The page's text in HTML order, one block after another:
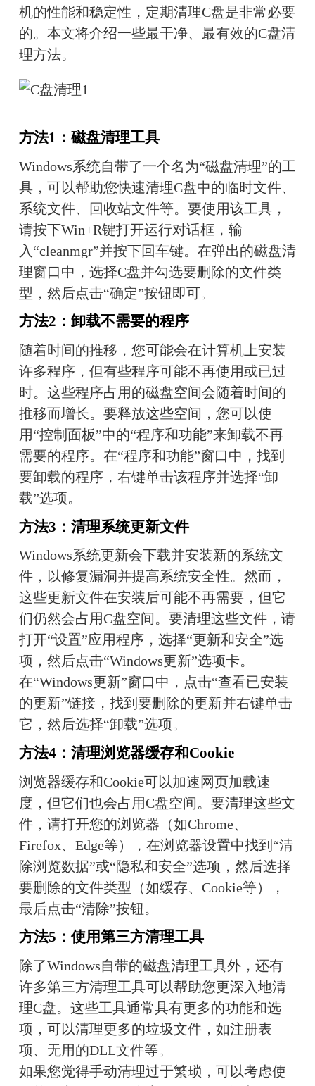
机的性能和稳定性，定期清理C盘是非常必要
的。本文将介绍一些最干净、最有效的C盘清
理方法。
方法1：磁盘清理工具
Windows系统自带了一个名为“磁盘清理”的工
具，可以帮助您快速清理C盘中的临时文件、
系统文件、回收站文件等。要使用该工具，
请按下Win+R键打开运行对话框，输
入“cleanmgr”并按下回车键。在弹出的磁盘清
理窗口中，选择C盘并勾选要删除的文件类
型，然后点击“确定”按钮即可。
方法2：卸载不需要的程序
随着时间的推移，您可能会在计算机上安装
许多程序，但有些程序可能不再使用或已过
时。这些程序占用的磁盘空间会随着时间的
推移而增长。要释放这些空间，您可以使
用“控制面板”中的“程序和功能”来卸载不再
需要的程序。在“程序和功能”窗口中，找到
要卸载的程序，右键单击该程序并选择“卸
载”选项。
方法3：清理系统更新文件
Windows系统更新会下载并安装新的系统文
件，以修复漏洞并提高系统安全性。然而，
这些更新文件在安装后可能不再需要，但它
们仍然会占用C盘空间。要清理这些文件，请
打开“设置”应用程序，选择“更新和安全”选
项，然后点击“Windows更新”选项卡。
在“Windows更新”窗口中，点击“查看已安装
的更新”链接，找到要删除的更新并右键单击
它，然后选择“卸载”选项。
方法4：清理浏览器缓存和Cookie
浏览器缓存和Cookie可以加速网页加载速
度，但它们也会占用C盘空间。要清理这些文
件，请打开您的浏览器（如Chrome、
Firefox、Edge等），在浏览器设置中找到“清
除浏览数据”或“隐私和安全”选项，然后选择
要删除的文件类型（如缓存、Cookie等），
最后点击“清除”按钮。
方法5：使用第三方清理工具
除了Windows自带的磁盘清理工具外，还有
许多第三方清理工具可以帮助您更深入地清
理C盘。这些工具通常具有更多的功能和选
项，可以清理更多的垃圾文件，如注册表
项、无用的DLL文件等。
如果您觉得手动清理过于繁琐，可以考虑使